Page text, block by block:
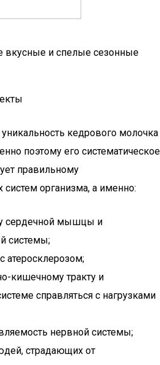
вкусные и спелые сезонные
кедрового молочка
поэтому его систематическое
правильному
организма, а именно:
сердечной мышцы и
системы;
атеросклерозом;
кишечному тракту и
справляться с нагрузками
нервной системы;
страдающих от